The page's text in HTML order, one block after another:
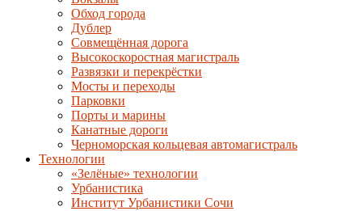
Обход города
Дублер
Совмещённая дорога
Высокоскоростная магистраль
Развязки и перекрёстки
Мосты и переходы
Парковки
Порты и марины
Канатные дороги
Черноморская кольцевая автомагистраль
Технологии
«Зелёные» технологии
Урбанистика
Институт Урбанистики Сочи